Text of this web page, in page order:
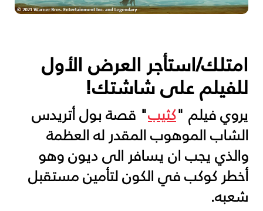
امتلك/استأجر العرض الأول
للفيلم على شاشتك!
يروي فيلم "كثيب" قصة بول أتريدس
الشاب الموهوب المقدر له العظمة
والذي يجب ان يسافر الى ديون وهو
أخطر كوكب في الكون لتأمين مستقبل
شعبه.